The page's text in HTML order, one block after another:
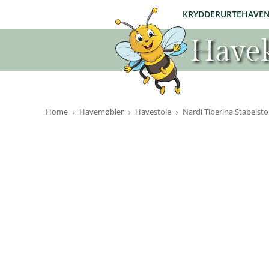
KRYDDERURTEHAVEN
Home Havemøbler Havestole Nardi Tiberina